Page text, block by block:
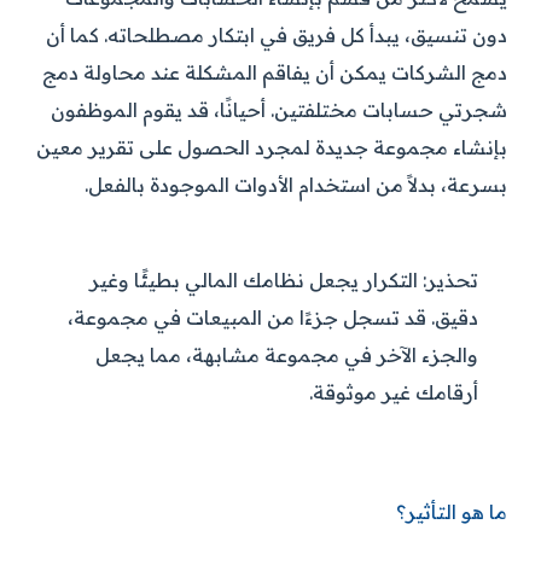
دون تنسيق، يبدأ كل فريق في ابتكار مصطلحاته. كما أن
دمج الشركات يمكن أن يفاقم المشكلة عند محاولة دمج
شجرتي حسابات مختلفتين. أحيانًا، قد يقوم الموظفون
بإنشاء مجموعة جديدة لمجرد الحصول على تقرير معين
بسرعة، بدلاً من استخدام الأدوات الموجودة بالفعل.
تحذير: التكرار يجعل نظامك المالي بطيئًا وغير
دقيق. قد تسجل جزءًا من المبيعات في مجموعة،
والجزء الآخر في مجموعة مشابهة، مما يجعل
أرقامك غير موثوقة.
ما هو التأثير؟